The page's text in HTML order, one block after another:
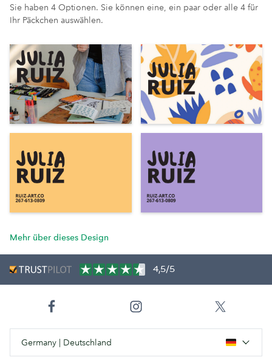
Sie haben 4 Optionen. Sie können eine, ein paar oder alle 4 für
Ihr Päckchen auswählen.
Mehr über dieses Design
4,5/5
Germany | Deutschland